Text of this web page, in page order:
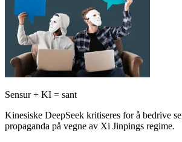
Sensur + KI = sant
Kinesiske DeepSeek kritiseres for å bedrive
propaganda på vegne av Xi Jinpings regime.